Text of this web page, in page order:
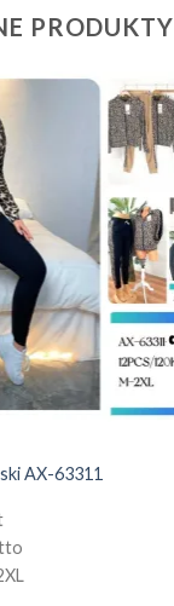
PRODUKTY
AX-63311